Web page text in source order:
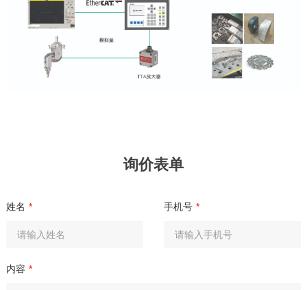
询价表单
姓名 * 手机号 *
内容 *